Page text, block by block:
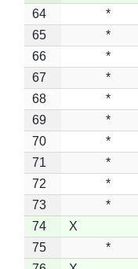
64
*
65
*
66
*
67
*
68
*
69
*
70
*
71
*
72
*
73
*
74
X
75
*